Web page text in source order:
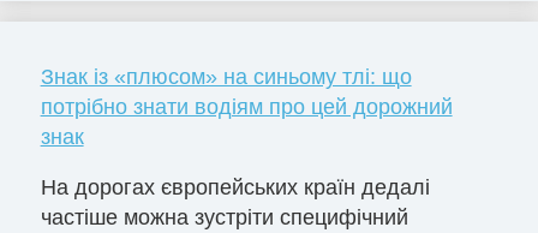
Знак із «плюсом» на синьому тлі: що
потрібно знати водіям про цей дорожний
знак
На дорогах європейських країн дедалі
частіше можна зустріти специфічний